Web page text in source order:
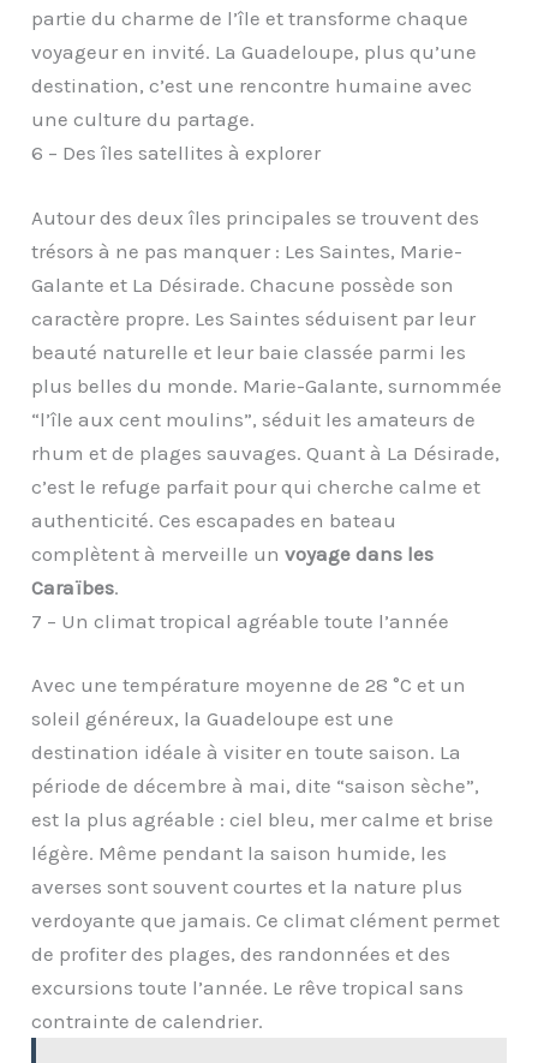
partie du charme de l’île et transforme chaque
voyageur en invité. La Guadeloupe, plus qu’une
destination, c’est une rencontre humaine avec
une culture du partage.
6 – Des îles satellites à explorer
Autour des deux îles principales se trouvent des
trésors à ne pas manquer : Les Saintes, Marie-
Galante et La Désirade. Chacune possède son
caractère propre. Les Saintes séduisent par leur
beauté naturelle et leur baie classée parmi les
plus belles du monde. Marie-Galante, surnommée
“l’île aux cent moulins”, séduit les amateurs de
rhum et de plages sauvages. Quant à La Désirade,
c’est le refuge parfait pour qui cherche calme et
authenticité. Ces escapades en bateau
complètent à merveille unvoyage dans les
Caraïbes.
7 – Un climat tropical agréable toute l’année
Avec une température moyenne de 28 °C et un
soleil généreux, la Guadeloupe est une
destination idéale à visiter en toute saison. La
période de décembre à mai, dite “saison sèche”,
est la plus agréable : ciel bleu, mer calme et brise
légère. Même pendant la saison humide, les
averses sont souvent courtes et la nature plus
verdoyante que jamais. Ce climat clément permet
de profiter des plages, des randonnées et des
excursions toute l’année. Le rêve tropical sans
contrainte de calendrier.